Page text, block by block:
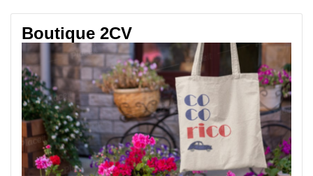
Boutique 2CV